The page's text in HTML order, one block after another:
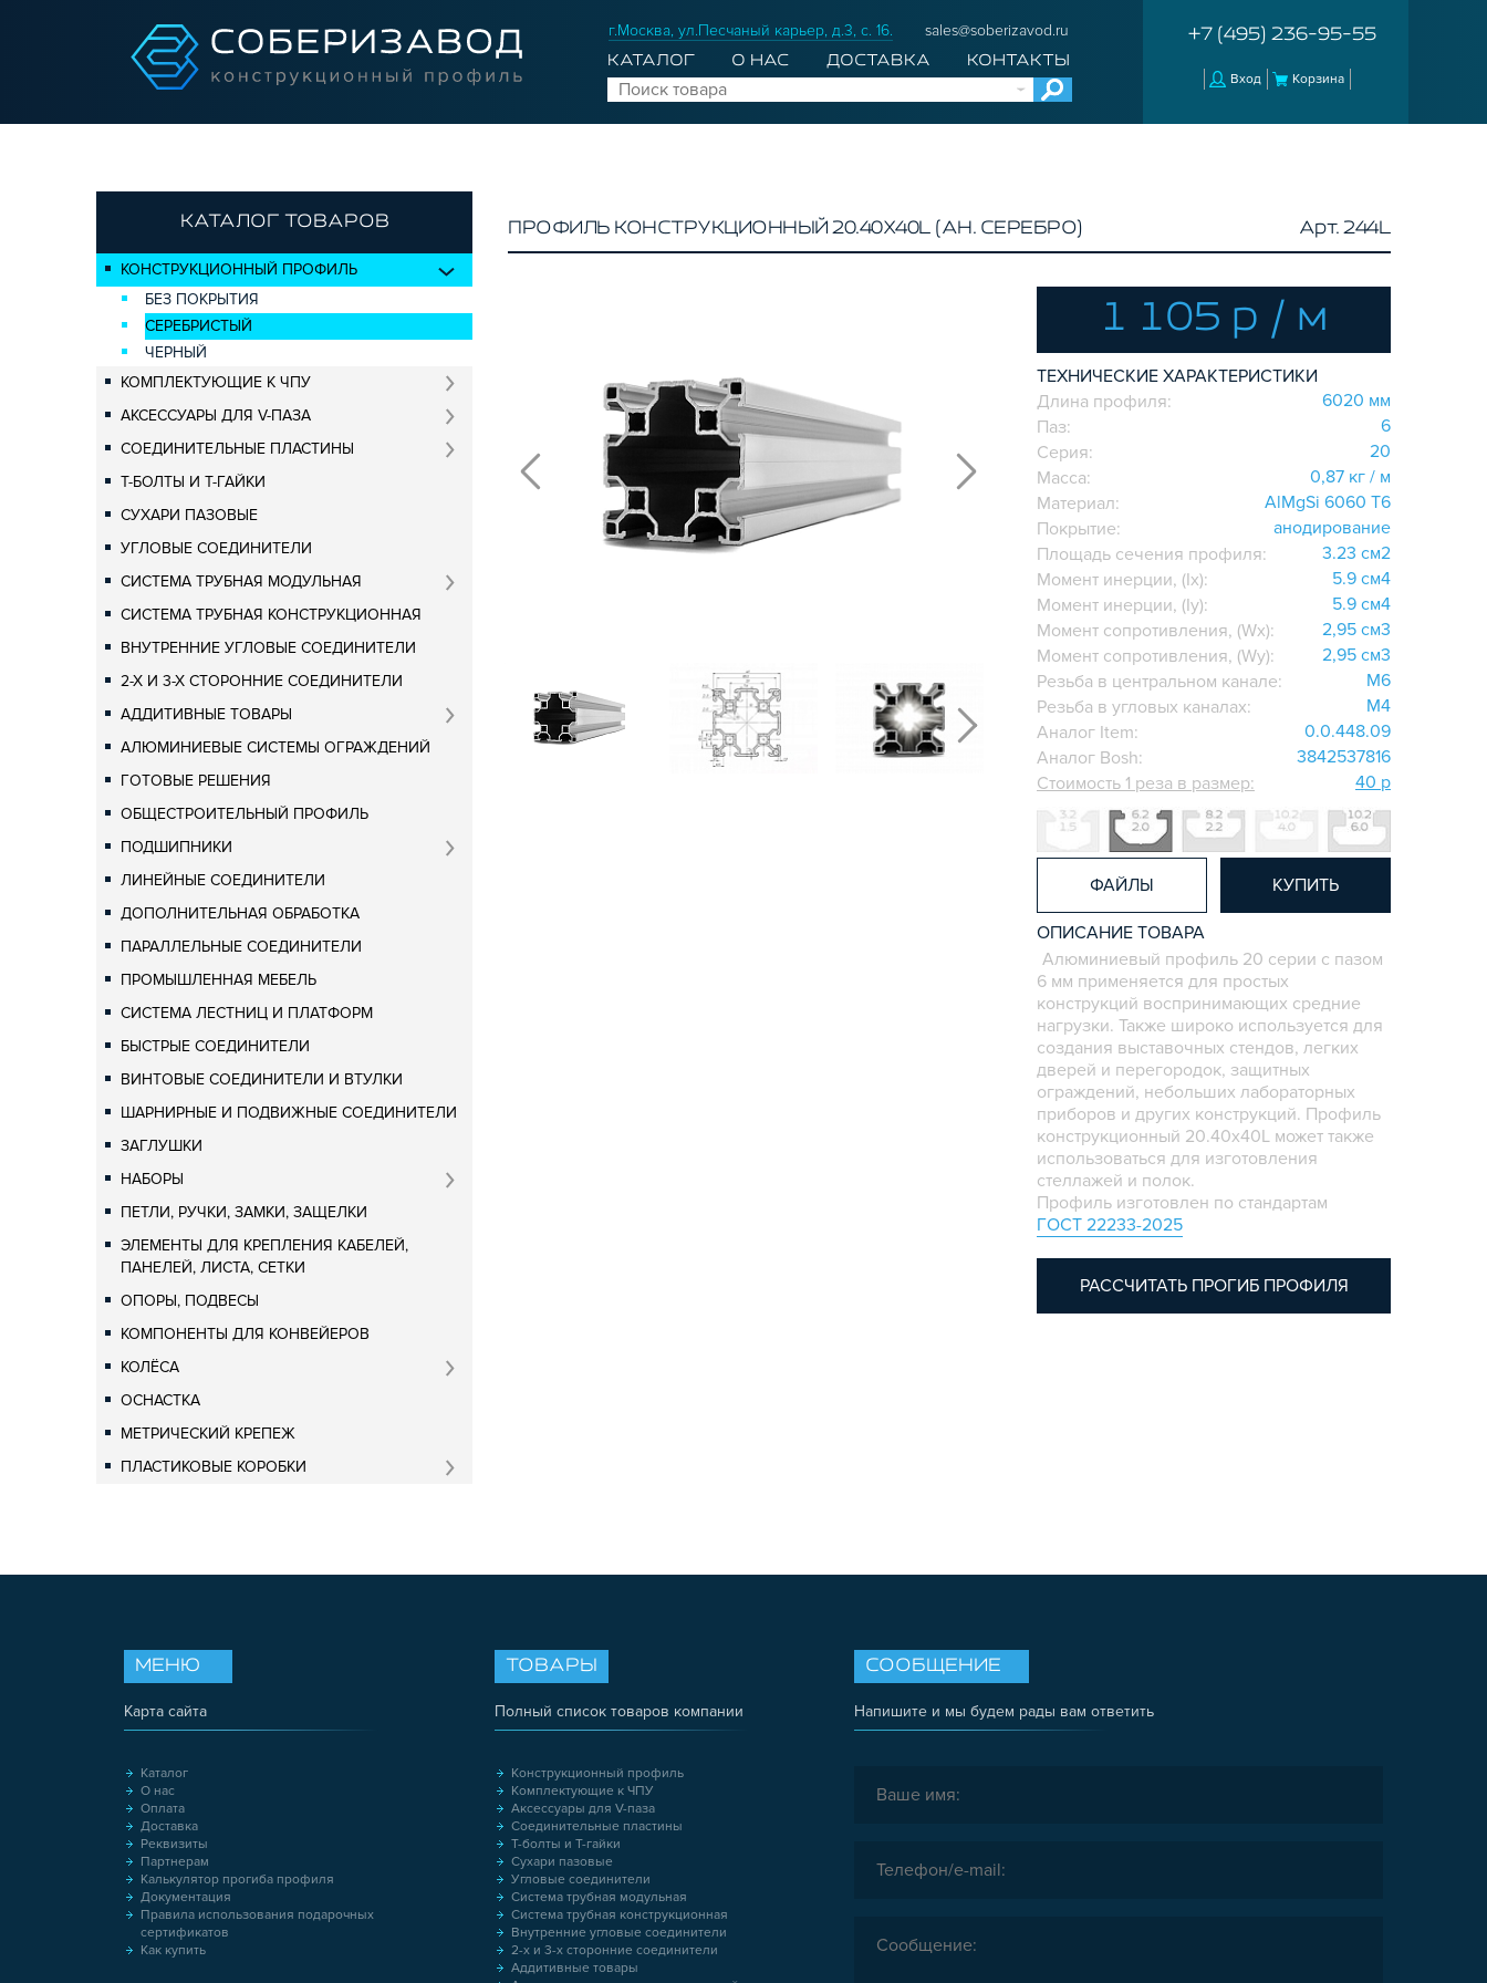
г.Москва, ул.Песчаный карьер, д.3, с. 16. sales@soberizavod.ru
КАТАЛОГ О НАС ДОСТАВКА КОНТАКТЫ
+7 (495) 236-95-55
Вход Корзина
КАТАЛОГ ТОВАРОВ
КОНСТРУКЦИОННЫЙ ПРОФИЛЬ
БЕЗ ПОКРЫТИЯ
СЕРЕБРИСТЫЙ
ЧЕРНЫЙ
КОМПЛЕКТУЮЩИЕ К ЧПУ
АКСЕССУАРЫ ДЛЯ V-ПАЗА
СОЕДИНИТЕЛЬНЫЕ ПЛАСТИНЫ
Т-БОЛТЫ И Т-ГАЙКИ
СУХАРИ ПАЗОВЫЕ
УГЛОВЫЕ СОЕДИНИТЕЛИ
СИСТЕМА ТРУБНАЯ МОДУЛЬНАЯ
СИСТЕМА ТРУБНАЯ КОНСТРУКЦИОННАЯ
ВНУТРЕННИЕ УГЛОВЫЕ СОЕДИНИТЕЛИ
2-Х И 3-Х СТОРОННИЕ СОЕДИНИТЕЛИ
АДДИТИВНЫЕ ТОВАРЫ
АЛЮМИНИЕВЫЕ СИСТЕМЫ ОГРАЖДЕНИЙ
ГОТОВЫЕ РЕШЕНИЯ
ОБЩЕСТРОИТЕЛЬНЫЙ ПРОФИЛЬ
ПОДШИПНИКИ
ЛИНЕЙНЫЕ СОЕДИНИТЕЛИ
ДОПОЛНИТЕЛЬНАЯ ОБРАБОТКА
ПАРАЛЛЕЛЬНЫЕ СОЕДИНИТЕЛИ
ПРОМЫШЛЕННАЯ МЕБЕЛЬ
СИСТЕМА ЛЕСТНИЦ И ПЛАТФОРМ
БЫСТРЫЕ СОЕДИНИТЕЛИ
ВИНТОВЫЕ СОЕДИНИТЕЛИ И ВТУЛКИ
ШАРНИРНЫЕ И ПОДВИЖНЫЕ СОЕДИНИТЕЛИ
ЗАГЛУШКИ
НАБОРЫ
ПЕТЛИ, РУЧКИ, ЗАМКИ, ЗАЩЕЛКИ
ЭЛЕМЕНТЫ ДЛЯ КРЕПЛЕНИЯ КАБЕЛЕЙ,
ПАНЕЛЕЙ, ЛИСТА, СЕТКИ
ОПОРЫ, ПОДВЕСЫ
КОМПОНЕНТЫ ДЛЯ КОНВЕЙЕРОВ
КОЛЁСА
ОСНАСТКА
МЕТРИЧЕСКИЙ КРЕПЕЖ
ПЛАСТИКОВЫЕ КОРОБКИ
ПРОФИЛЬ КОНСТРУКЦИОННЫЙ 20.40Х40L (АН. СЕРЕБРО) Арт. 244L
1 105 р / м
ТЕХНИЧЕСКИЕ ХАРАКТЕРИСТИКИ
Длина профиля:
6020 мм
Паз:
6
Серия:
20
Масса:
0,87 кг / м
Материал:
AlMgSi 6060 Т6
Покрытие:
анодирование
Площадь сечения профиля:
3.23 см2
Момент инерции, (Ix):
5.9 см4
Момент инерции, (Iy):
5.9 см4
Момент сопротивления, (Wx):
2,95 см3
Момент сопротивления, (Wy):
2,95 см3
Резьба в центральном канале:
M6
Резьба в угловых каналах:
M4
Аналог Item:
0.0.448.09
Аналог Bosh:
3842537816
Стоимость 1 реза в размер:
40 р
ФАЙЛЫ КУПИТЬ
ОПИСАНИЕ ТОВАРА
Алюминиевый профиль 20 серии с пазом
6 мм применяется для простых
конструкций воспринимающих средние
нагрузки. Также широко используется для
создания выставочных стендов, легких
дверей и перегородок, защитных
ограждений, небольших лабораторных
приборов и других конструкций. Профиль
конструкционный 20.40х40L может также
использоваться для изготовления
стеллажей и полок.
Профиль изготовлен по стандартам
ГОСТ 22233-2025
РАССЧИТАТЬ ПРОГИБ ПРОФИЛЯ
СООБЩЕНИЕ
Напишите и мы будем рады вам ответить
ТОВАРЫ
Полный список товаров компании
Конструкционный профиль
Комплектующие к ЧПУ
Аксессуары для V-паза
Соединительные пластины
Т-болты и Т-гайки
Сухари пазовые
Угловые соединители
Система трубная модульная
Система трубная конструкционная
Внутренние угловые соединители
2-х и 3-х сторонние соединители
Аддитивные товары
МЕНЮ
Карта сайта
Каталог
О нас
Оплата
Доставка
Реквизиты
Партнерам
Калькулятор прогиба профиля
Документация
Правила использования подарочных
сертификатов
Как купить